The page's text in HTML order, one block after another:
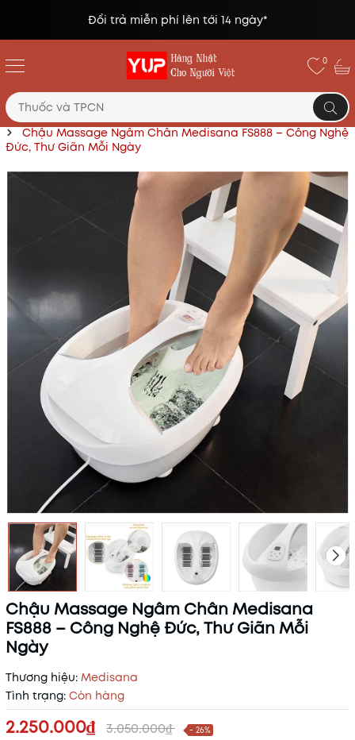
Đổi trả miễn phí lên tới 14 ngày*
0
Trang chủ
Thuốc và các sản phẩm chăm sóc sức khỏe
Chậu Massage Ngâm Chân Medisana FS888 – Công Nghệ
Đức, Thư Giãn Mỗi Ngày
Chậu Massage Ngâm Chân Medisana
FS888 – Công Nghệ Đức, Thư Giãn Mỗi
Ngày
Thương hiệu: Medisana
Tình trạng: Còn hàng
2.250.000₫ 3.050.000₫ - 26%